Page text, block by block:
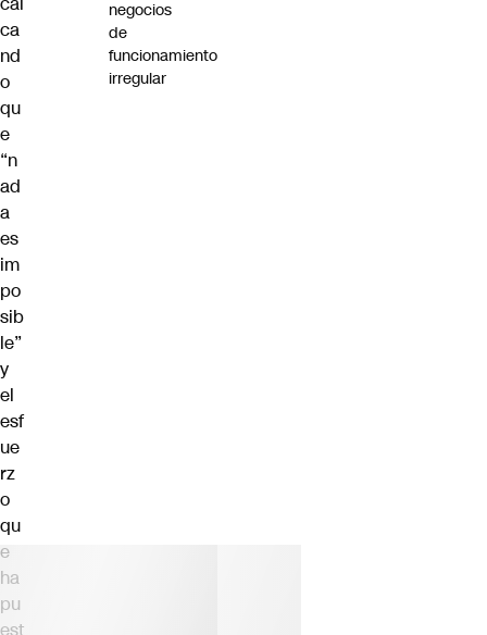
ca
nd
o
qu
e
“n
ad
a
es
im
po
sib
le”
y
el
esf
ue
rz
o
qu
e
ha
pu
est
negocios
de
funcionamiento
irregular